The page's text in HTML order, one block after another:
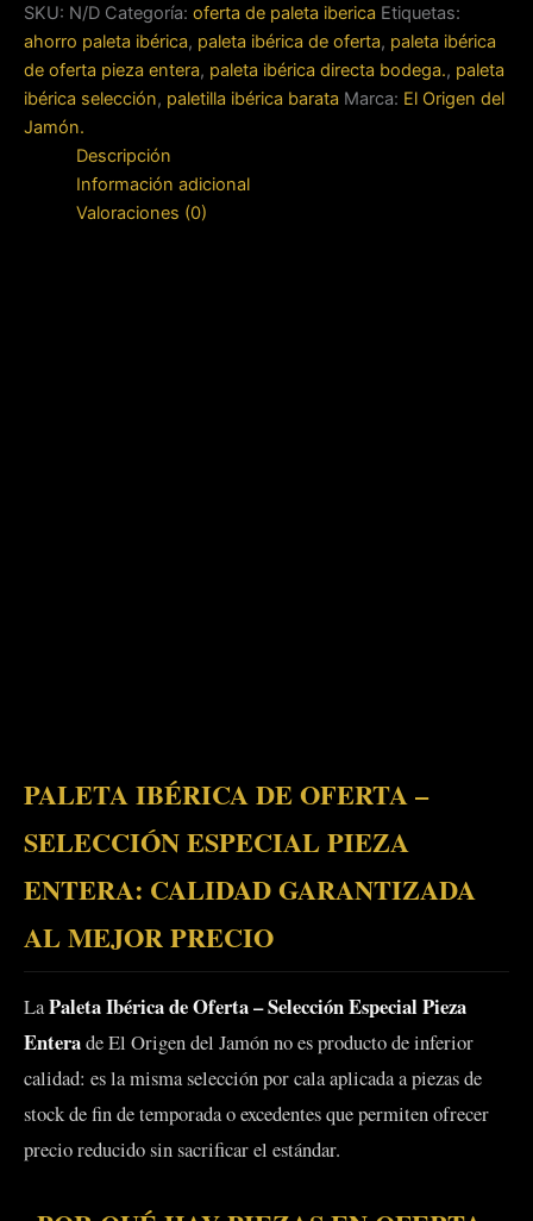
-
Selección
Especial
Pieza
Entera
cantidad
SKU: N/D Categoría: oferta de paleta iberica Etiquetas:
ahorro paleta ibérica, paleta ibérica de oferta, paleta ibérica
de oferta pieza entera, paleta ibérica directa bodega., paleta
ibérica selección, paletilla ibérica barata Marca: El Origen del
Jamón.
Descripción
Información adicional
Valoraciones (0)
PALETA IBÉRICA DE OFERTA –
SELECCIÓN ESPECIAL PIEZA
ENTERA: CALIDAD GARANTIZADA
AL MEJOR PRECIO
LaPaleta Ibérica de Oferta – Selección Especial Pieza
Enterade El Origen del Jamón no es producto de inferior
calidad: es la misma selección por cala aplicada a piezas de
stock de fin de temporada o excedentes que permiten ofrecer
precio reducido sin sacrificar el estándar.